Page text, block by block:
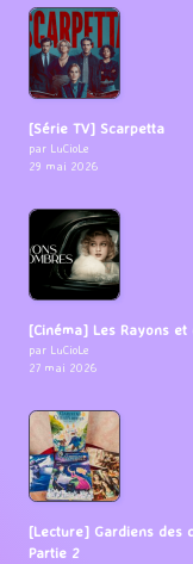
[Série TV] Scarpetta
par LuCioLe
29 mai 2026
[Cinéma] Les Rayons et
par LuCioLe
27 mai 2026
[Lecture] Gardiens des
Partie 2